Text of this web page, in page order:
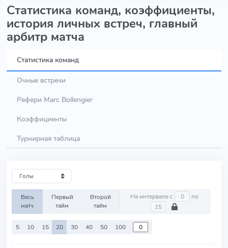
Статистика команд, коэффициенты,
история личных встреч, главный
арбитр матча
Статистика команд
Очные встречи
Рефери Marc Bollengier
Коэффициенты
Турнирная таблица
Весь
матч
Первый
тайм
Второй
тайм
На интервале с по
5 10 15 20 30 40 50 100